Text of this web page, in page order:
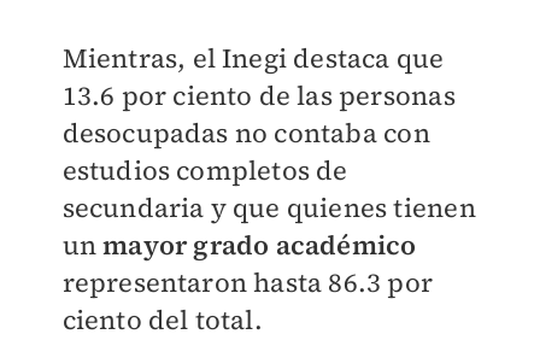
Mientras, el Inegi destaca que
13.6 por ciento de las personas
desocupadas no contaba con
estudios completos de
secundaria y que quienes tienen
unmayor grado académico
representaron hasta 86.3 por
ciento del total.